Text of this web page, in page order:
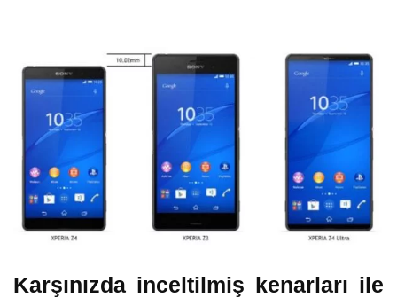
Karşınızda inceltilmiş kenarları ile